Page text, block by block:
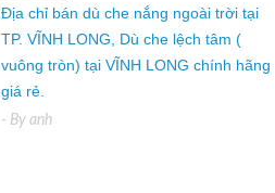
Địa chỉ bán dù che nắng ngoài trời tại
TP. VĨNH LONG, Dù che lệch tâm (
vuông tròn) tại VĨNH LONG chính hãng
giá rẻ.
- By anh